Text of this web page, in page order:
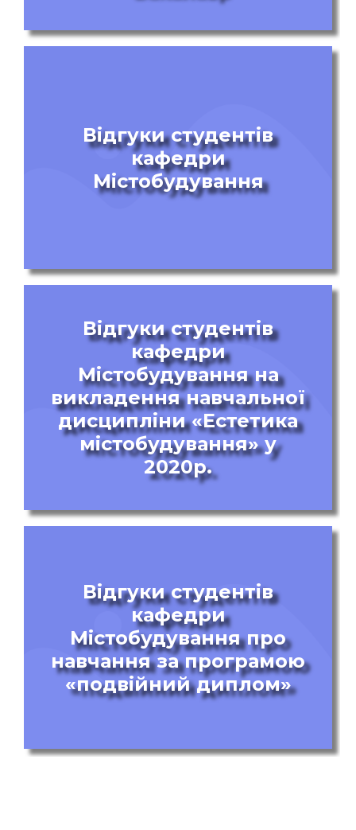
Відгуки студентів
кафедри
Містобудування
Відгуки студентів
кафедри
Містобудування на
викладення навчальної
дисципліни «Естетика
містобудування» у
2020р.
Відгуки студентів
кафедри
Містобудування про
навчання за програмою
«подвійний диплом»